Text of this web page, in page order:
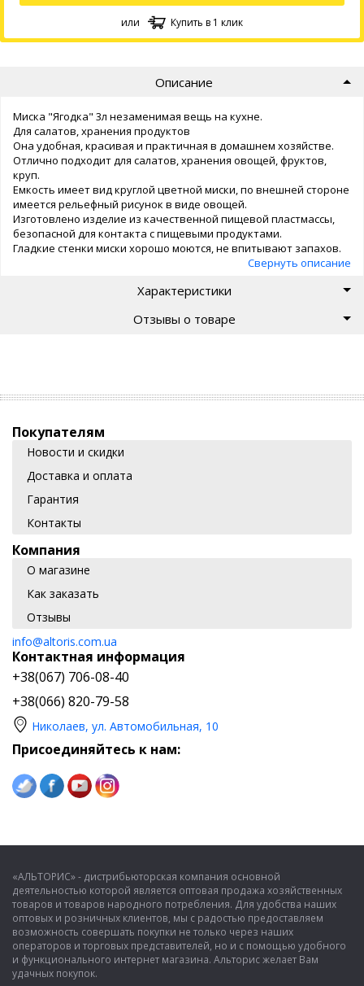
или Купить в 1 клик
Описание
Миска "Ягодка" 3л незаменимая вещь на кухне.
Для салатов, хранения продуктов
Она удобная, красивая и практичная в домашнем хозяйстве.
Отлично подходит для салатов, хранения овощей, фруктов,
круп.
Емкость имеет вид круглой цветной миски, по внешней стороне
имеется рельефный рисунок в виде овощей.
Изготовлено изделие из качественной пищевой пластмассы,
безопасной для контакта с пищевыми продуктами.
Гладкие стенки миски хорошо моются, не впитывают запахов.
Выполнена в нескольких цветовых вариантах.Свернуть описание
Характеристики
Отзывы о товаре
Покупателям
Новости и скидки
Доставка и оплата
Гарантия
Контакты
Компания
О магазине
Как заказать
Отзывы
info@altoris.com.ua
Контактная информация
+38(067) 706-08-40
+38(066) 820-79-58
Николаев, ул. Автомобильная, 10
Присоединяйтесь к нам:
«АЛЬТОРИС» - дистрибьюторская компания основной
деятельностью которой является оптовая продажа хозяйственных
товаров и товаров народного потребления. Для удобства наших
оптовых и розничных клиентов, мы с радостью предоставляем
возможность совершать покупки не только через наших
операторов и торговых представителей, но и с помощью удобного
и функционального интернет магазина. Альторис желает Вам
удачных покупок.